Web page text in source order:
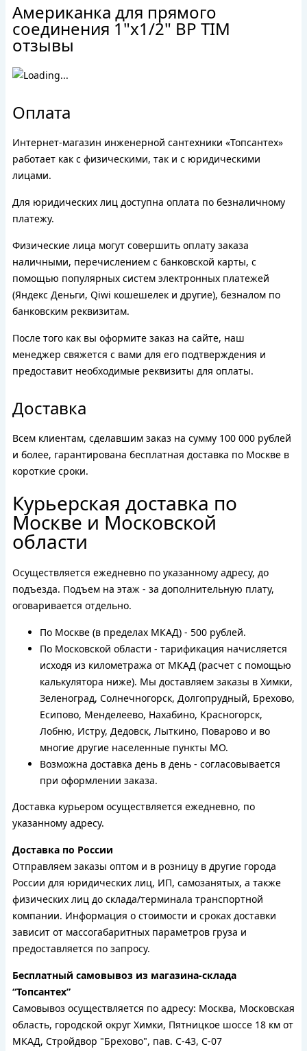
Американка для прямого
соединения 1"x1/2" ВР TIM
отзывы
Оплата
Интернет-магазин инженерной сантехники «Топсантех»
работает как с физическими, так и с юридическими
лицами.
Для юридических лиц доступна оплата по безналичному
платежу.
Физические лица могут совершить оплату заказа
наличными, перечислением с банковской карты, с
помощью популярных систем электронных платежей
(Яндекс Деньги, Qiwi кошешелек и другие), безналом по
банковским реквизитам.
После того как вы оформите заказ на сайте, наш
менеджер свяжется с вами для его подтверждения и
предоставит необходимые реквизиты для оплаты.
Доставка
Всем клиентам, сделавшим заказ на сумму 100 000 рублей
и более, гарантирована бесплатная доставка по Москве в
короткие сроки.
Курьерская доставка по
Москве и Московской
области
Осуществляется ежедневно по указанному адресу, до
подъезда. Подъем на этаж - за дополнительную плату,
оговаривается отдельно.
По Москве (в пределах МКАД) - 500 рублей.
По Московской области - тарификация начисляется
исходя из километража от МКАД (расчет с помощью
калькулятора ниже). Мы доставляем заказы в Химки,
Зеленоград, Солнечногорск, Долгопрудный, Брехово,
Есипово, Менделеево, Нахабино, Красногорск,
Лобню, Истру, Дедовск, Лыткино, Поварово и во
многие другие населенные пункты МО.
Возможна доставка день в день - согласовывается
при оформлении заказа.
Доставка курьером осуществляется ежедневно, по
указанному адресу.
Доставка по России
Отправляем заказы оптом и в розницу в другие города
России для юридических лиц, ИП, самозанятых, а также
физических лиц до склада/терминала транспортной
компании. Информация о стоимости и сроках доставки
зависит от массогабаритных параметров груза и
предоставляется по запросу.
Бесплатный самовывоз из магазина-склада
“Топсантех”
Самовывоз осуществляется по адресу: Москва, Московская
область, городской округ Химки, Пятницкое шоссе 18 км от
МКАД, Стройдвор "Брехово", пав. С-43, С-07